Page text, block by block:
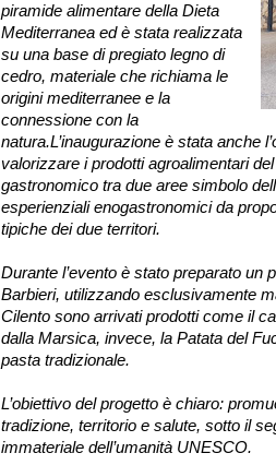
piramide alimentare della Dieta
Mediterranea ed è stata realizzata
su una base di pregiato legno di
cedro, materiale che richiama le
origini mediterranee e la
connessione con la
natura.L’inaugurazione è stata anche
valorizzare i prodotti agroalimentari
gastronomico tra due aree simbolo
esperienziali enogastronomici da
tipiche dei due territori.
Durante l’evento è stato preparato
Barbieri, utilizzando esclusivamente
Cilento sono arrivati prodotti come il
dalla Marsica, invece, la Patata del
pasta tradizionale.
L’obiettivo del progetto è chiaro:
tradizione, territorio e salute, sotto il
immateriale dell’umanità UNESCO.